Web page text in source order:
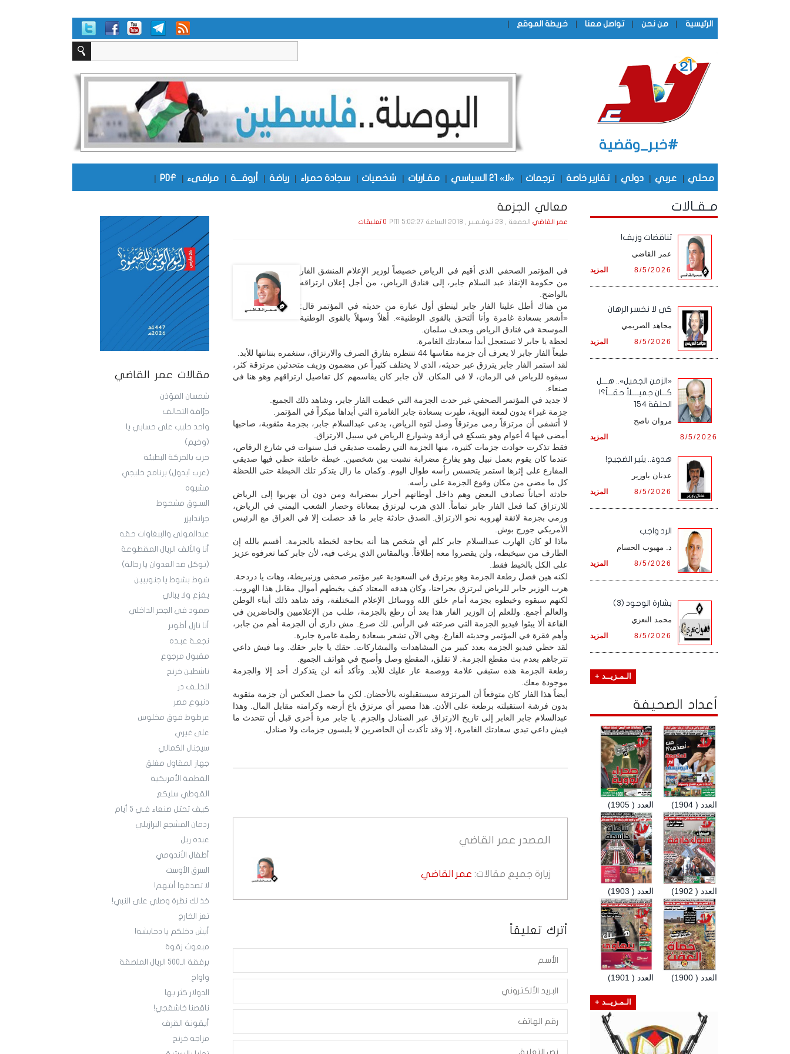
الرئيسية | من نحن | تواصل معنا | خريطة الموقع |
#خبر_وقضية
محلي | عربي | دولي | تقارير خاصة | ترجمات | «لا» 21 السياسي | مقـاربات | شخصيات | سجادة حمراء | رياضة | أروقـــة | مرافىء |
PDF
|
مقالات عمر القاضي
شمسان المؤذن
جرَّافة التحالف
واحد حليب على حسابي يا
(وخيم)
حرب بالحركة البطيئة
(عرب آيدول) برنامج خليجي
مشبوه
السـوق مشحوط
جراندايزر
عبدالمولى والببغاوات حقه
أنا والألف الريال المقطوعة
(توكل ضد العدوان يا رجالة)
شوط بشوط يا جنوبيين
يفزع ولا يبالي
صمود في الجحر الداخلي
أنا نازل أطوبر
نجعـة عبـده
مقبول مرجوع
ناشطين خرنج
للخلـف در
دنبوع مصر
عرطوط فوق مخلوس
على غيري
سيجنال الكمالي
جهاز المقاول مغلق
القطمة الأمريكية
القوطي سليكع
كيف تحتل صنعاء فـي 5 أيام
ردمان المشجع البرازيلي
عبده ربل
أطفال الأندومي
السرق الأوست
لا تصدقوا أبتهم!
خذ لك نظرة وصلي على النبي!
تعز الخارج
أيش دخلكم يا دحابشة!
مبعوث زقوة
برفقة الـ500 الريال الملصقة
واواح
الدولار كثر بها
ناقصنا خاشقجي!
أيقونة القرف
مزاجه خرنج
معالي الجزمة
عمر القاضيالجمعة , 23 نـوفـمـبـر , 2018 الساعة 5:02:27 PM 0 تعليقات
في المؤتمر الصحفي الذي أقيم في الرياض خصيصاً لوزير الإعلام المنشق الفار
من حكومة الإنقاذ عبد السلام جابر، إلى فنادق الرياض، من أجل إعلان ارتزاقه
بالواضح.
من هناك أطل علينا الفار جابر لينطق أول عبارة من حديثه في المؤتمر قال:
«أشعر بسعادة غامرة وأنا ألتحق بالقوى الوطنية». أهلاً وسهلاً بالقوى الوطنية
الموسحة في فنادق الرياض وبحدف سلمان.
لحظة يا جابر لا تستعجل أبدأ سعادتك الغامرة.
طبعاً الفار جابر لا يعرف أن جزمة مقاسها 44 تنتظره بفارق الصرف والارتزاق، ستغمره بنتانتها للأبد.
لقد استمر الفار جابر يترزق عبر حديثه، الذي لا يختلف كثيراً عن مضمون وزيف متحدثين مرتزقة كثر،
سبقوه للرياض في الزمان، لا في المكان. لأن جابر كان يقاسمهم كل تفاصيل ارتزاقهم وهو هنا في
صنعاء.
لا جديد في المؤتمر الصحفي غير حدث الجزمة التي خبطت الفار جابر، وشاهد ذلك الجميع.
جزمة غبراء بدون لمعة البوية، طيرت بسعادة جابر الغامرة التي أبداها مبكراً في المؤتمر.
لا أتشفى أن مرتزقاً رمى مرتزقاً وصل لتوه الرياض، يدعى عبدالسلام جابر، بجزمة مثقوبة، صاحبها
أمضى فيها 4 أعوام وهو يتسكع في أزقة وشوارع الرياض في سبيل الارتزاق.
فقط تذكرت حوادث جزمات كثيرة، منها الجزمة التي رطمت صديقي قبل سنوات في شارع الرقاص،
عندما كان يقوم بعمل نبيل وهو يفارع مضرابة نشبت بين شخصين. خبطة خاطئة حظي فيها صديقي
المفارع على إثرها استمر يتحسس رأسه طوال اليوم. وكمان ما زال يتذكر تلك الخبطة حتى اللحظة
كل ما مضى من مكان وقوع الجزمة على رأسه.
حادثة أحياناً تصادف البعض وهم داخل أوطانهم أحرار بمضرابة ومن دون أن يهربوا إلى الرياض
للارتزاق كما فعل الفار جابر تماماً. الذي هرب ليرتزق بمعاناة وحصار الشعب اليمني في الرياض،
ورمي بجزمة لائقة لهروبه نحو الارتزاق. الصدق حادثة جابر ما قد حصلت إلا في العراق مع الرئيس
الأمريكي جورج بوش.
ماذا لو كان الهارب عبدالسلام جابر كلم أي شخص هنا أنه بحاجة لخبطة بالجزمة. أقسم بالله إن
الطارف من سيخبطه، ولن يقصروا معه إطلاقاً. وبالمقاس الذي يرغب فيه، لأن جابر كما تعرفوه عزيز
على الكل بالخبط فقط.
لكنه هين فضل رطعة الجزمة وهو يرتزق في السعودية عبر مؤتمر صحفي وزنبريطة، وهات يا دردحة.
هرب الوزير جابر للرياض ليرتزق بجراحنا، وكان هدفه المعتاد كيف يخبطهم أموال مقابل هذا الهروب.
لكنهم سبقوه وخبطوه بجزمة أمام خلق الله ووسائل الإعلام المختلفة، وقد شاهد ذلك أبناء الوطن
والعالم أجمع. وللعلم إن الوزير الفار هذا بعد أن رطع بالجزمة، طلب من الإعلاميين والحاضرين في
القاعة ألا يبثوا فيديو الجزمة التي صرعته في الرأس. لك صرع. مش داري أن الجزمة أهم من جابر،
وأهم فقرة في المؤتمر وحديثه الفارغ. وهي الآن تشعر بسعادة رطمة غامرة جابرة.
لقد حظي فيديو الجزمة بعدد كبير من المشاهدات والمشاركات. حقك يا جابر حقك. وما فيش داعي
تترجاهم بعدم بث مقطع الجزمة. لا تقلق، المقطع وصل وأصبح في هواتف الجميع.
رطعة الجزمة هذه ستبقى علامة ووصمة عار عليك للأبد. وتأكد أنه لن يتذكرك أحد إلا والجزمة
موجودة معك.
أيضاً هذا الفار كان متوقعاً أن المرتزقة سيستقبلونه بالأحضان. لكن ما حصل العكس أن جزمة مثقوبة
بدون فرشة استقبلته برطعة على الأذن. هذا مصير أي مرتزق باع أرضه وكرامته مقابل المال. وهذا
عبدالسلام جابر العابر إلى تاريخ الارتزاق عبر الصنادل والجزم. يا جابر مرة أخرى قبل أن تتحدث ما
فيش داعي تبدي سعادتك الغامرة، إلا وقد تأكدت أن الحاضرين لا يلبسون جزمات ولا صنادل.
المصدر عمر القاضي
زيارة جميع مقالات: عمر القاضي
أترك تعليقاً
مـقـالات
تناقضات وزيف!
عمر القاضي
المزيد 8/5/2026
كي لا نخسر الرهان
مجاهد الصريمي
المزيد 8/5/2026
«الزمن الجميل».. هـــل
كـــان جميــــلاً حقـــاً؟!
الحلقة 154
مروان ناصح
المزيد 8/5/2026
هدوءٌ.. يثير الضجيج!
عدنان باوزير
المزيد 8/5/2026
الرد واجب
د. مهيوب الحسام
المزيد 8/5/2026
بشارة الوجود (3)
محمد التعزي
المزيد 8/5/2026
الـمـزيــد +
أعداد الصحيفة
العدد ( 1905) العدد ( 1904)
العدد ( 1903) العدد ( 1902)
العدد ( 1901) العدد ( 1900)
الـمـزيــد +